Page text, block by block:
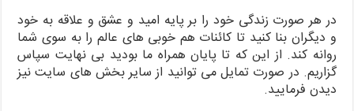
در هر صورت زندگی خود را بر پایه امید و عشق و علاقه به خود
و دیگران بنا کنید تا کائنات هم خوبی های عالم را به سوی شما
روانه کند. از این که تا پایان همراه ما بودید بی نهایت سپاس
گزاریم. در صورت تمایل می توانید از سایر بخش های سایت نیز
دیدن فرمایید.